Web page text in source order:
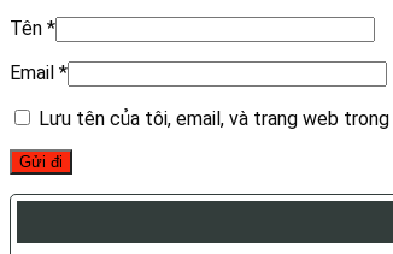
Tên *
Email *
Lưu tên của tôi, email, và trang web